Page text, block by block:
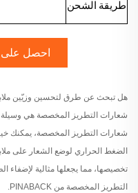
طريقة الشحن
احصل
هل تبحث عن طرق لتحسين وزيّين
شعارات التطريز المخصصة هي وسيلة
شعارات التطريز المخصصة، يمكنك
الضغط الحراري لوضع الشعار على
تخصيصها، مما يجعلها مثالية
التطريز المخصصة من PINABACK.